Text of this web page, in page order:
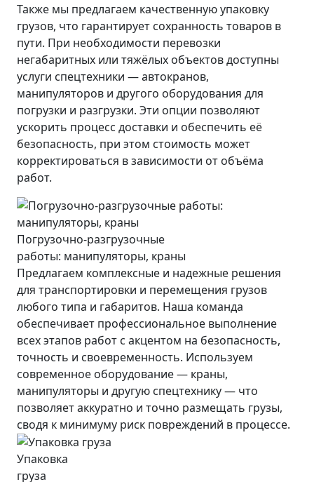
Также мы предлагаем качественную упаковку
грузов, что гарантирует сохранность товаров в
пути. При необходимости перевозки
негабаритных или тяжёлых объектов доступны
услуги спецтехники — автокранов,
манипуляторов и другого оборудования для
погрузки и разгрузки. Эти опции позволяют
ускорить процесс доставки и обеспечить её
безопасность, при этом стоимость может
корректироваться в зависимости от объёма
работ.
Погрузочно-разгрузочные
работы: манипуляторы, краны
Предлагаем комплексные и надежные решения
для транспортировки и перемещения грузов
любого типа и габаритов. Наша команда
обеспечивает профессиональное выполнение
всех этапов работ с акцентом на безопасность,
точность и своевременность. Используем
современное оборудование — краны,
манипуляторы и другую спецтехнику — что
позволяет аккуратно и точно размещать грузы,
сводя к минимуму риск повреждений в процессе.
Упаковка
груза